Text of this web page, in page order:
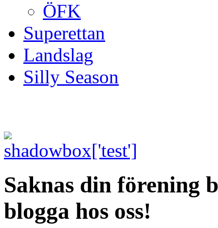
ÖFK
Superettan
Landslag
Silly Season
Saknas din förening
blogga hos oss!